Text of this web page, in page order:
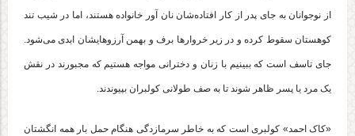
از نوجوانان به جای پدر از کار افتاده‌شان نان آور خانواده هستند، اما در شیب تند
کوهستان سقوط کرده و در زیر خروارها برف و بهمن آرزوهایشان ابدی می‌شود.
جای تاسف است که ببینیم با زنان و دخترانی مواجه هستیم که مجبورند در نقش
یک مرد یا پسر ظاهر شوند تا به صف طولانی کولبران بپیوندند.
«کاک احمد» کولبری است که به خاطر سرمازدگی هنگام حمل بار همه انگشتان